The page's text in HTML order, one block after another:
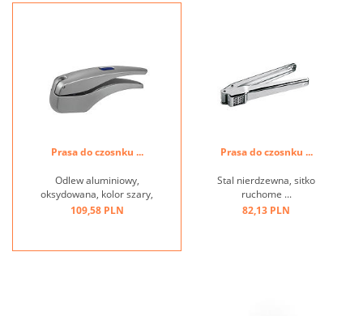
Prasa do czosnku ...
Odlew aluminiowy,
oksydowana, kolor szary,
tłoczek oczyszczający ...
109,58 PLN
Prasa do czosnku ...
Stal nierdzewna, sitko
ruchome ...
82,13 PLN